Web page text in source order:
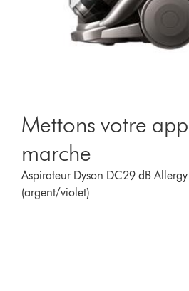
Mettons votre
marche
Aspirateur Dyson DC29 dB Allergy
(argent/violet)